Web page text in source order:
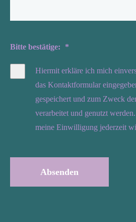
Bitte bestätige: *
Hiermit erkläre ich mich
das Kontaktformular
gespeichert und zum Zweck
verarbeitet und genutzt
meine Einwilligung jederzeit
Absenden